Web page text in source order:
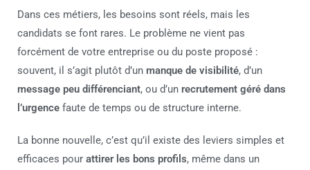
Dans ces métiers, les besoins sont réels, mais les
candidats se font rares. Le problème ne vient pas
forcément de votre entreprise ou du poste proposé :
souvent, il s’agit plutôt d’un manque de visibilité, d’un
message peu différenciant, ou d’un recrutement géré dans
l’urgence faute de temps ou de structure interne.
La bonne nouvelle, c’est qu’il existe des leviers simples et
efficaces pour attirer les bons profils, même dans un